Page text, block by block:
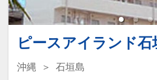
ピースアイランド石
沖縄
石垣島